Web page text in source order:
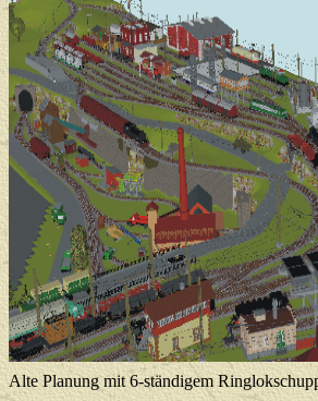
Alte Planung mit 6-ständigem